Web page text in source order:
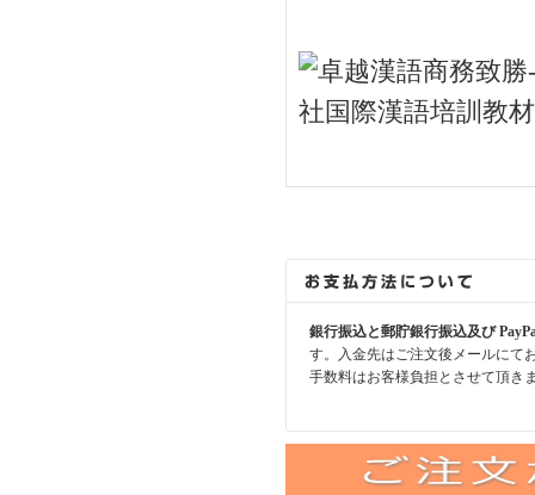
銀行振込と郵貯銀行振込及び
す。入金先はご注文後メールにて
手数料はお客様負担とさせて頂き